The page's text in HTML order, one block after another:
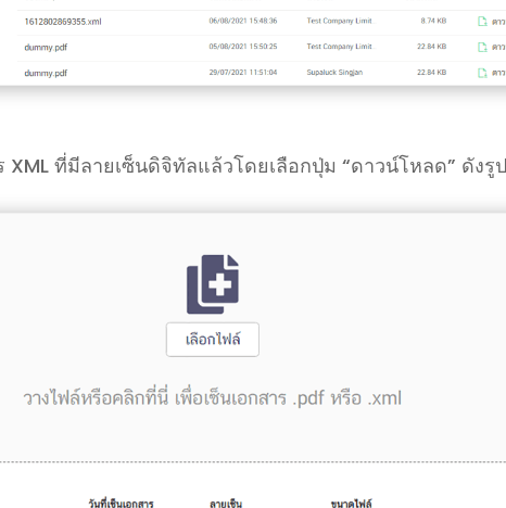
XML ที่มีลายเซ็นดิจิทัลแล้วโดยเลือกปุ่ม “ดาวน์โหลด” ดังรูป